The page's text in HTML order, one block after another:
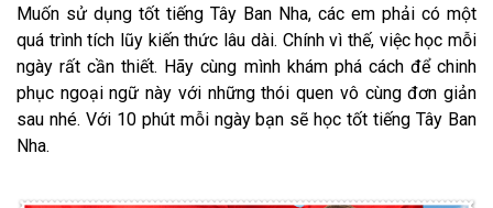
Muốn sử dụng tốt tiếng Tây Ban Nha, các em phải có một
quá trình tích lũy kiến thức lâu dài. Chính vì thế, việc học mỗi
ngày rất cần thiết. Hãy cùng mình khám phá cách để chinh
phục ngoại ngữ này với những thói quen vô cùng đơn giản
sau nhé. Với 10 phút mỗi ngày bạn sẽ học tốt tiếng Tây Ban
Nha.